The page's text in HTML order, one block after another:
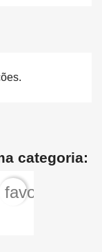
categoria: